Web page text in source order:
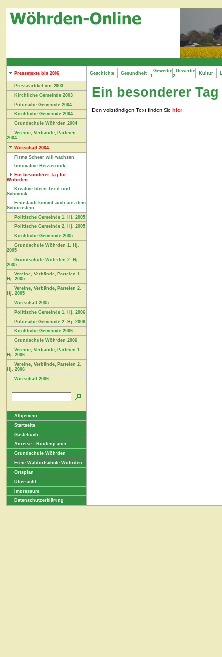
Pressetexte bis 2006 Geschichte Gesundheit
Gewerbe
1
Gewerbe
2
Kultur
Presseartikel vor 2003
Kirchliche Gemeinde 2003
Politische Gemeinde 2004
Kirchliche Gemeinde 2004
Grundschule Wöhrden 2004
Vereine, Verbände, Parteien
2004
Wirtschaft 2004
Firma Scheer will wachsen
Innovative Heiztechnik
Ein besonderer Tag für
Wöhrden
Kreative Ideen Textil und
Schmuck
Feinstaub kommt auch aus dem
Schornstein
Politische Gemeinde 1. Hj. 2005
Politische Gemeinde 2. Hj. 2005
Kirchliche Gemeinde 2005
Grundschule Wöhrden 1. Hj.
2005
Grundschule Wöhrden 2. Hj.
2005
Vereine, Verbände, Parteien 1.
Hj. 2005
Vereine, Verbände, Parteien 2.
Hj. 2005
Wirtschaft 2005
Politische Gemeinde 1. Hj. 2006
Politische Gemeinde 2. Hj. 2006
Kirchliche Gemeinde 2006
Grundschule Wöhrden 2006
Vereine, Verbände, Parteien 1.
Hj. 2006
Vereine, Verbände, Parteien 2.
Hj. 2006
Wirtschaft 2006
Allgemein:
Startseite
Gästebuch
Anreise - Routenplaner
Grundschule Wöhrden
Freie Waldorfschule Wöhrden
Ortsplan
Übersicht
Impressum
Datenschutzerklärung
Ein besonderer
Den vollständigen Text finden Sie hier.